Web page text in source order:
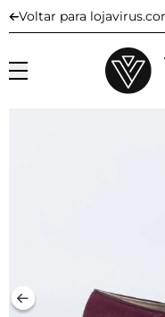
Voltar para